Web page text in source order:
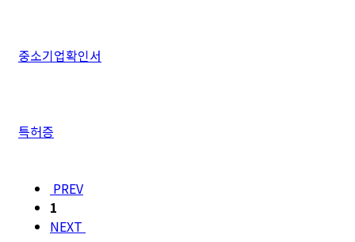
중소기업확인서
특허증
PREV
1
NEXT